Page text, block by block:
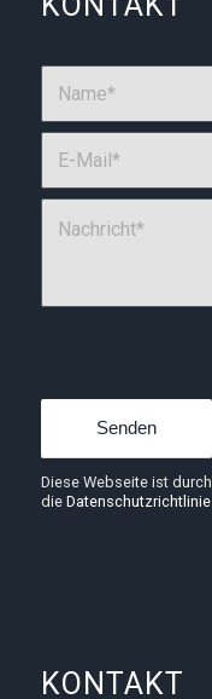
Diese Webseite ist
die Datenschutzrichtlinie
KONTAKT